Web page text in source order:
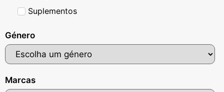
Suplementos
Género
Marcas